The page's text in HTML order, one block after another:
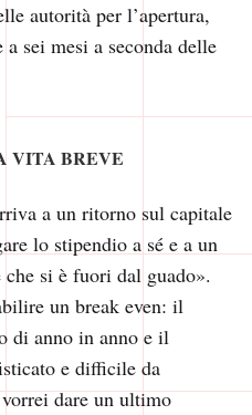
autorità per l’apertura,
sei mesi a seconda delle
VITA BREVE
a un ritorno sul capitale
lo stipendio a sé e a un
si è fuori dal guado».
un break even: il
di anno in anno e il
e difficile da
dare un ultimo